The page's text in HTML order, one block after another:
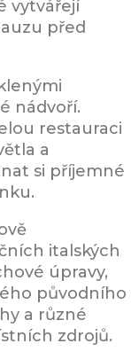
vytvářejí
před
nádvoří.
restauraci
a
si příjemné
italských
úpravy,
původního
a různé
zdrojů.